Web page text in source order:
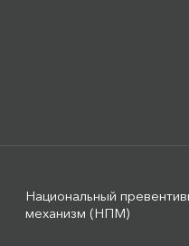
Национальный
механизм (НПМ)